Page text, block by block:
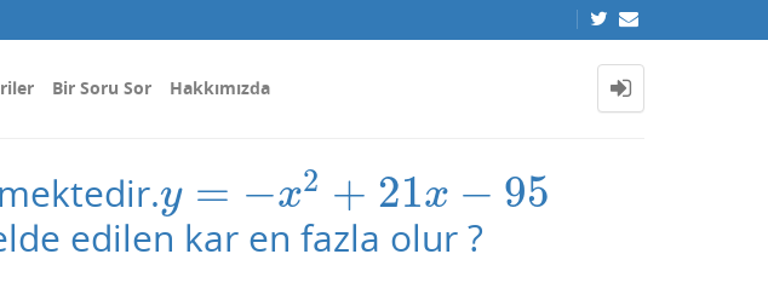
Bir Soru Sor Hakkımızda
y = −x2 + 21x − 95
y=−x 2+21 x−95
edilen kar en fazla olur ?